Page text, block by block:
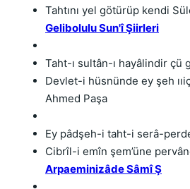
Gelibolulu Sun'î Şiirleri
Taht-ı sultân-ı hayâlindir çü
Devlet-i hüsnünde ey şeh
Ahmed Paşa
Ey pâdşeh-i taht-i serâ-
Arpaeminizâde Sâmî Ş